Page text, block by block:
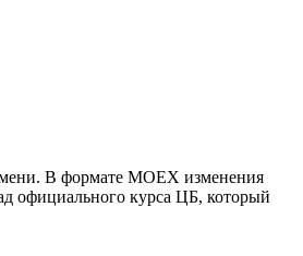
В формате MOEX изменения
официального курса ЦБ, который